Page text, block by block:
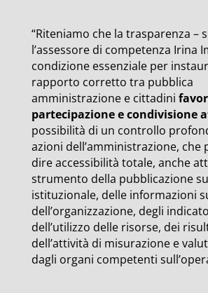
“Riteniamo che la trasparenza –
l’assessore di competenza Irina
condizione essenziale per
rapporto corretto tra pubblica
amministrazione e cittadini
partecipazione e condivisione
possibilità di un controllo
azioni dell’amministrazione, che
dire accessibilità totale, anche
strumento della pubblicazione
istituzionale, delle informazioni
dell’organizzazione, degli
dell’utilizzo delle risorse, dei
dell’attività di misurazione e
dagli organi competenti